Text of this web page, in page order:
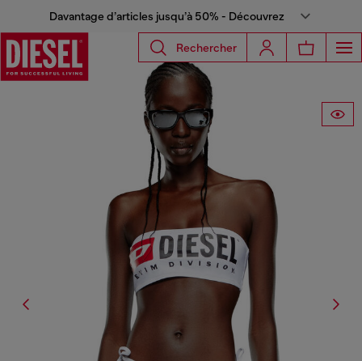
Davantage d’articles jusqu’à 50% - Découvrez
Rechercher